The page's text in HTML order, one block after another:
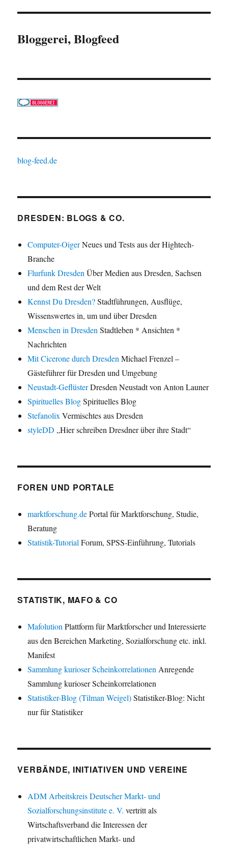
Bloggerei, Blogfeed
blog-feed.de
DRESDEN: BLOGS & CO.
Computer-OigerNeues und Tests aus der Hightech-
Branche
Flurfunk Dresden Über Medien aus Dresden, Sachsen
und dem Rest der Welt
Kennst Du Dresden?Stadtführungen, Ausflüge,
Wissenswertes in, um und über Dresden
Menschen in Dresden Stadtleben * Ansichten *
Nachrichten
Mit Cicerone durch Dresden Michael Frenzel –
Gästeführer für Dresden und Umgebung
Neustadt-GeflüsterDresden Neustadt von Anton Launer
Spirituelles BlogSpirituelles Blog
Stefanolix Vermischtes aus Dresden
styleDD „Hier schreiben Dresdner über ihre Stadt“
FOREN UND PORTALE
marktforschung.dePortal für Marktforschung, Studie,
Beratung
Statistik-Tutorial Forum, SPSS-Einführung, Tutorials
STATISTIK, MAFO & CO
Mafolution Plattform für Marktforscher und Interessierte
aus den Bereichen Marketing, Sozialforschung etc. inkl.
Manifest
Sammlung kurioser Scheinkorrelationen Anregende
Sammlung kurioser Scheinkorrelationen
Statistiker-Blog (Tilman Weigel)Statistiker-Blog: Nicht
nur für Statistiker
VERBÄNDE, INITIATIVEN UND VEREINE
ADM Arbeitskreis Deutscher Markt- und
Sozialforschungsinstitute e. V. vertritt als
Wirtschaftsverband die Interessen der
privatwirtschaftlichen Markt- und